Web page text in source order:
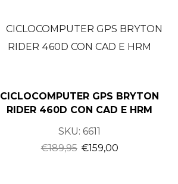
CICLOCOMPUTER GPS BRYTON
RIDER 460D CON CAD E HRM
SKU:6611
€189,95 €159,00